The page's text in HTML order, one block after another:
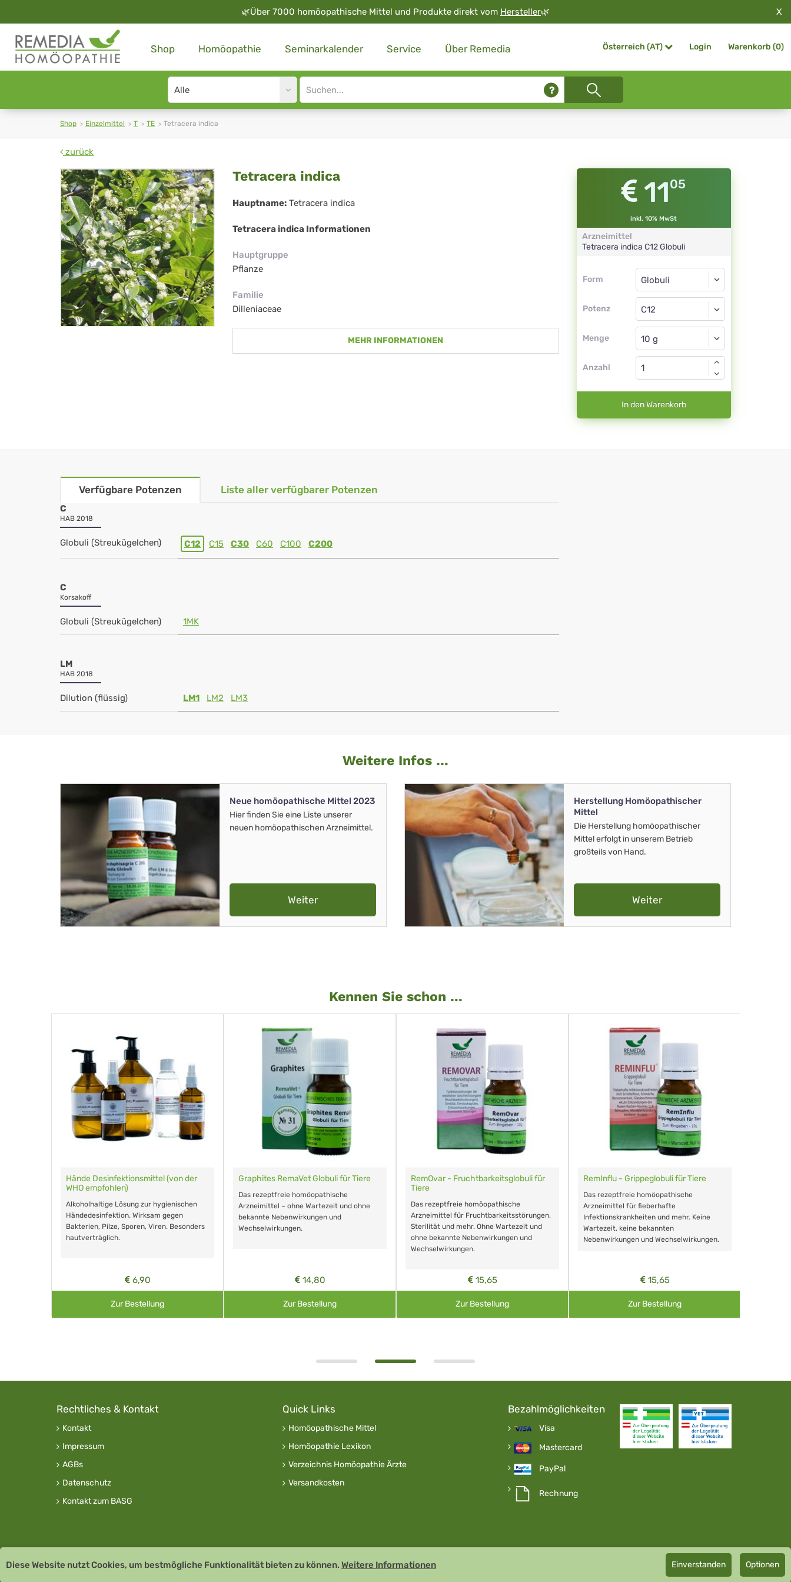
🌿Über 7000 homöopathische Mittel und Produkte direkt vom Hersteller🌿 X
Shop Homöopathie Seminarkalender Service Über Remedia Österreich (AT) Login Warenkorb (0)
Search
type
Site
search
Shop Einzelmittel T TE Tetracera indica
zurück
Tetracera
indica
Tetracera indica
Hauptname: Tetracera indica
Tetracera indica Informationen
Hauptgruppe
Pflanze
Familie
Dilleniaceae
MEHR INFORMATIONEN
1105
inkl. 10% MwSt
Arzneimittel
Tetracera indica C12 Globuli
Form
Form
Potenz
Globuli
C12
Menge
Globuli
Anzahl
In den Warenkorb
Verfügbare Potenzen Liste aller verfügbarer Potenzen
C
HAB 2018
Globuli (Streukügelchen) C12 C15 C30 C60 C100 C200
C
Korsakoff
Globuli (Streukügelchen) 1MK
LM
HAB 2018
Dilution (flüssig) LM1 LM2 LM3
Weitere Infos ...
Neue homöopathische Mittel 2023
Hier finden Sie eine Liste unserer
neuen homöopathischen Arzneimittel.
Weiter
Herstellung Homöopathischer
Mittel
Die Herstellung homöopathischer
Mittel erfolgt in unserem Betrieb
großteils von Hand.
Weiter
Kennen Sie schon ...
Hände Desinfektionsmittel (von der
WHO empfohlen)
Alkoholhaltige Lösung zur hygienischen
Händedesinfektion. Wirksam gegen
Bakterien, Pilze, Sporen, Viren. Besonders
hautverträglich.
6,90
Zur Bestellung
Graphites RemaVet Globuli für Tiere
Das rezeptfreie homöopathische
Arzneimittel – ohne Wartezeit und ohne
bekannte Nebenwirkungen und
Wechselwirkungen.
14,80
Zur Bestellung
RemOvar - Fruchtbarkeitsglobuli für
Tiere
Das rezeptfreie homöopathische
Arzneimittel für Fruchtbarkeitsstörungen,
Sterilität und mehr. Ohne Wartezeit und
ohne bekannte Nebenwirkungen und
Wechselwirkungen.
15,65
Zur Bestellung
RemInflu - Grippeglobuli für Tiere
Das rezeptfreie homöopathische
Arzneimittel für fieberhafte
Infektionskrankheiten und mehr. Keine
Wartezeit, keine bekannten
Nebenwirkungen und Wechselwirkungen.
15,65
Zur Bestellung
Rechtliches & Kontakt
Kontakt
Impressum
AGBs
Datenschutz
Kontakt zum BASG
Quick Links
Homöopathische Mittel
Homöopathie Lexikon
Verzeichnis Homöopathie Ärzte
Versandkosten
Bezahlmöglichkeiten
Visa
Mastercard
PayPal
Rechnung
Copyright © 2026 Team Santé Salvator Apotheke - GDP zertifiziert Remedia Homöopathie GmbH GMP zertifizierter Arzneihersteller
Diese Website nutzt Cookies, um bestmögliche Funktionalität bieten zu können. Weitere Informationen Einverstanden Optionen